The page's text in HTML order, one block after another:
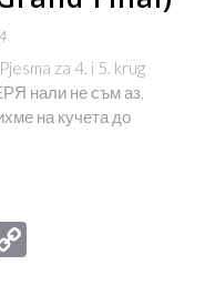
za 4. i 5. krug
нали не съм аз,
на кучета до